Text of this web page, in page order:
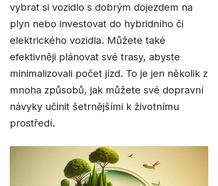
vybrat si vozidlo s dobrým dojezdem na
plyn nebo investovat do hybridního či
elektrického vozidla. Můžete také
efektivněji plánovat své trasy, abyste
minimalizovali počet jízd. To je jen několik z
mnoha způsobů, jak můžete své dopravní
návyky učinit šetrnějšími k životnímu
prostředí.